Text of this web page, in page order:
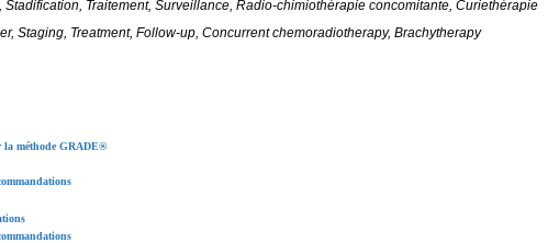
Stadification, Traitement, Surveillance, Radio-chimiothérapie concomitante, Curiethérapie
Staging, Treatment, Follow-up, Concurrent chemoradiotherapy, Brachytherapy
la méthode GRADE®